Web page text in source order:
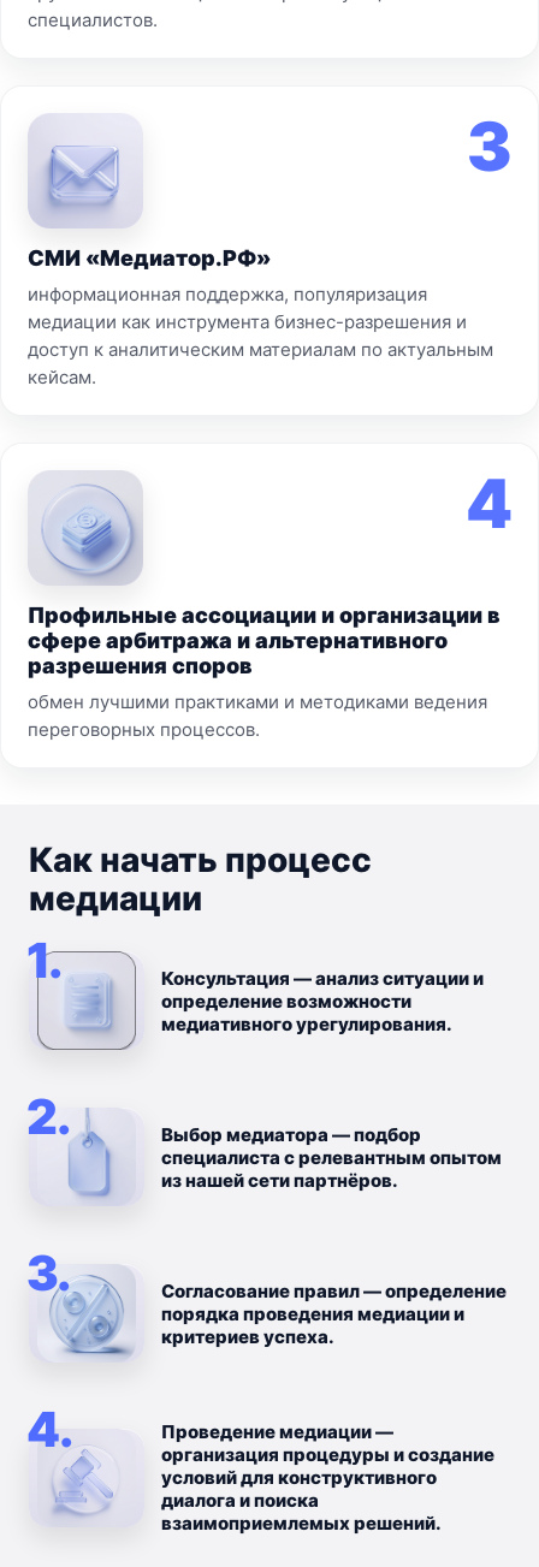
специалистов.
3
СМИ «Медиатор.РФ»
информационная поддержка, популяризация
медиации как инструмента бизнес-разрешения и
доступ к аналитическим материалам по актуальным
кейсам.
4
Профильные ассоциации и организации в
сфере арбитража и альтернативного
разрешения споров
обмен лучшими практиками и методиками ведения
переговорных процессов.
Как начать процесс
медиации
1.
Консультация — анализ ситуации и
определение возможности
медиативного урегулирования.
2.
Выбор медиатора — подбор
специалиста с релевантным опытом
из нашей сети партнёров.
3.
Согласование правил — определение
порядка проведения медиации и
критериев успеха.
4.
Проведение медиации —
организация процедуры и создание
условий для конструктивного
диалога и поиска
взаимоприемлемых решений.